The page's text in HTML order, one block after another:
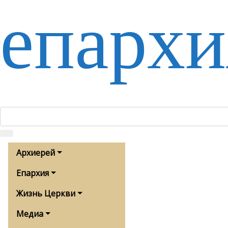
Архиерей
Епархия
Жизнь Церкви
Медиа